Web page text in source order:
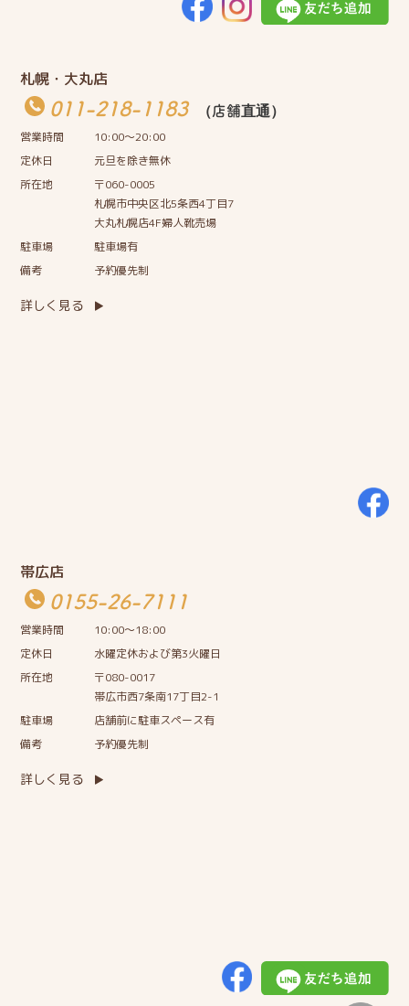
札幌・大丸店
011-218-1183
（店舗直通）
営業時間
10:00〜20:00
定休日
元旦を除き無休
所在地
〒060-0005
札幌市中央区北5条西4丁目7
大丸札幌店4F婦人靴売場
駐車場
駐車場有
備考
予約優先制
詳しく見る
帯広店
0155-26-7111
営業時間
10:00〜18:00
定休日
水曜定休および第3火曜日
所在地
〒080-0017
帯広市西7条南17丁目2-1
駐車場
店舗前に駐車スペース有
備考
予約優先制
詳しく見る